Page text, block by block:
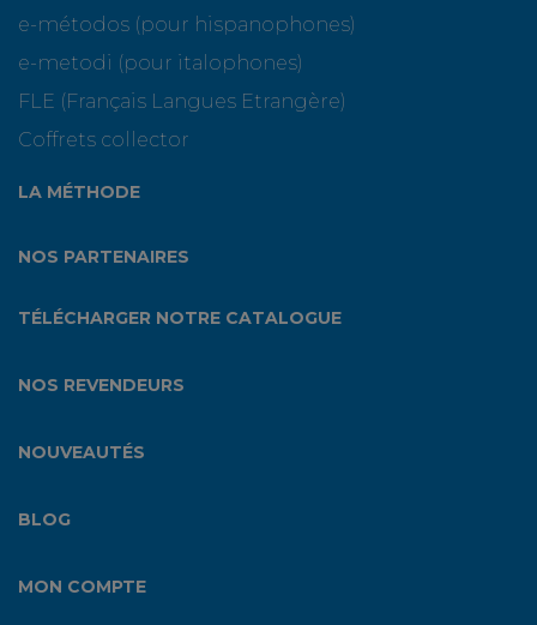
e-métodos (pour hispanophones)
e-metodi (pour italophones)
FLE (Français Langues Etrangère)
Coffrets collector
LA MÉTHODE
NOS PARTENAIRES
TÉLÉCHARGER NOTRE CATALOGUE
NOS REVENDEURS
NOUVEAUTÉS
BLOG
MON COMPTE